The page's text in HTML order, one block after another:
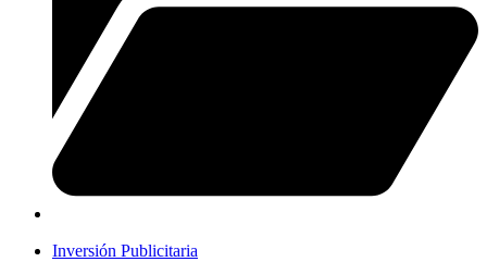
Inversión Publicitaria